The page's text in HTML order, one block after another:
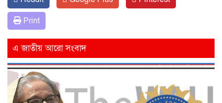
Print
এ জাতীয় আরো সংবাদ